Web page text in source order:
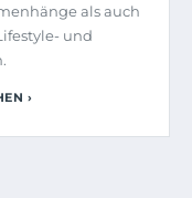
als auch
und
›